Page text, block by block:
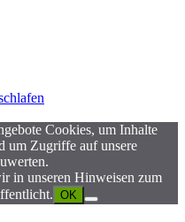
Cookies, um Inhalte
um Zugriffe auf unsere
in unseren Hinweisen zum
OK